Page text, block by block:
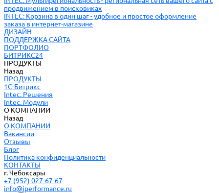
продвижением в поисковиках
INTEC: Корзина в один шаг - удобное и простое оформление
заказа в интернет-магазине
ДИЗАЙН
ПОДДЕРЖКА САЙТА
ПОРТФОЛИО
БИТРИКС24
ПРОДУКТЫ
Назад
ПРОДУКТЫ
1С-Битрикс
Intec. Решения
Intec. Модули
О КОМПАНИИ
Назад
О КОМПАНИИ
Вакансии
Отзывы
Блог
Политика конфиденциальности
КОНТАКТЫ
г. Чебоксары
+7 (952) 027-67-67
info@iperformance.ru